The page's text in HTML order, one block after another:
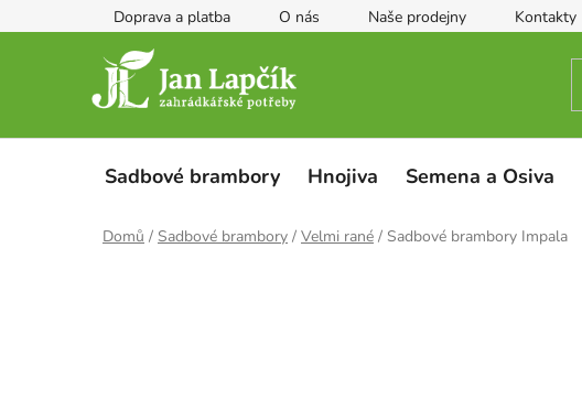
na
Doprava a platba O nás Naše prodejny Kontakty
Sadbové brambory Hnojiva Semena a Osiva
Domů / Sadbové brambory / Velmi rané / Sadbové brambory Impala